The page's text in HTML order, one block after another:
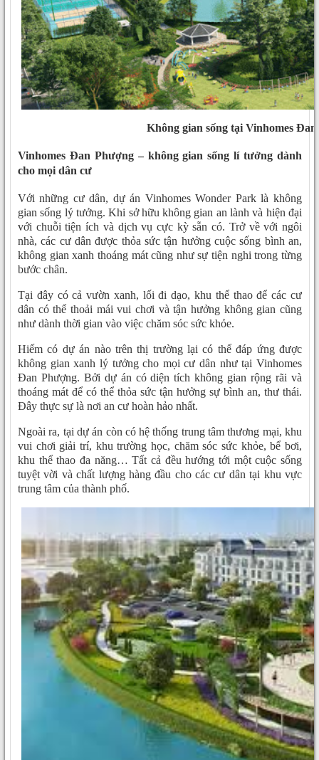
Không gian sống tại Vinhomes
Vinhomes Đan Phượng – không gian sống lí tưởng dành
cho mọi dân cư
Với những cư dân, dự án Vinhomes Wonder Park là không
gian sống lý tưởng. Khi sở hữu không gian an lành và hiện đại
với chuỗi tiện ích và dịch vụ cực kỳ sẵn có. Trở về với ngôi
nhà, các cư dân được thỏa sức tận hưởng cuộc sống bình an,
không gian xanh thoáng mát cũng như sự tiện nghi trong từng
bước chân.
Tại đây có cả vườn xanh, lối đi dạo, khu thể thao để các cư
dân có thể thoải mái vui chơi và tận hưởng không gian cũng
như dành thời gian vào việc chăm sóc sức khỏe.
Hiếm có dự án nào trên thị trường lại có thể đáp ứng được
không gian xanh lý tưởng cho mọi cư dân như tại Vinhomes
Đan Phượng. Bởi dự án có diện tích không gian rộng rãi và
thoáng mát để có thể thỏa sức tận hưởng sự bình an, thư thái.
Đây thực sự là nơi an cư hoàn hảo nhất.
Ngoài ra, tại dự án còn có hệ thống trung tâm thương mại, khu
vui chơi giải trí, khu trường học, chăm sóc sức khỏe, bể bơi,
khu thể thao đa năng… Tất cả đều hướng tới một cuộc sống
tuyệt vời và chất lượng hàng đầu cho các cư dân tại khu vực
trung tâm của thành phố.